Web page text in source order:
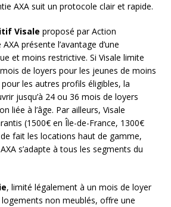
AXA suit un protocole clair et rapide.
Visale proposé par Action
présente l’avantage d’une
et moins restrictive. Si Visale limite
de loyers pour les jeunes de moins
les autres profils éligibles, la
jusqu’à 24 ou 36 mois de loyers
liée à l’âge. Par ailleurs, Visale
(1500€ en Île-de-France, 1300€
fait les locations haut de gamme,
s’adapte à tous les segments du
, limité légalement à un mois de loyer
non meublés, offre une